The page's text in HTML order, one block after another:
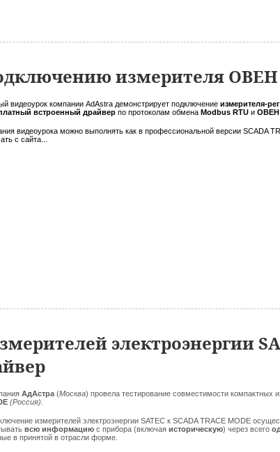
измерителя ОВЕН
видеоурок компании AdAstra демонстрирует подключение измерителя-
встроенный драйвер по протоколам обмена Modbus RTU и ОВЕН
видеоурока можно выполнять как в профессиональной версии SCADA
с сайта...
электроэнергии
АдАстра (Москва) провела тестирование совместимости компактных
(Россия).
измерителей электроэнергии SATEC к SCADA TRACE MODE
всю информацию с прибора (включая историческую) через всего
в принятой в отрасли форме.